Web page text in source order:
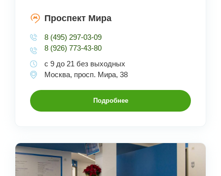
Проспект Мира
8 (495) 297-03-09
8 (926) 773-43-80
с 9 до 21 без выходных
Москва, просп. Мира, 38
Подробнее